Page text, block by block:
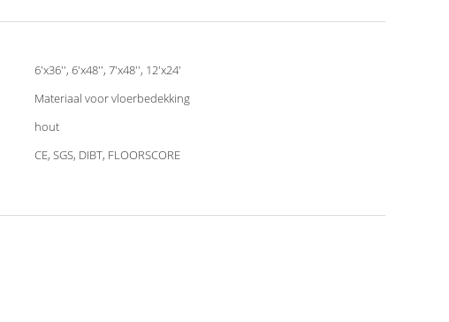
6'x36'', 6'x48'', 7'x48'', 12'x24'
Materiaal voor vloerbedekking
hout
CE, SGS, DIBT, FLOORSCORE